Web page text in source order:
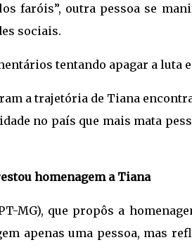
faróis”, outra pessoa se
sociais.
tentando apagar a luta
a trajetória de Tiana
no país que mais mata
homenagem a Tiana
MG), que propôs a
apenas uma pessoa, mas